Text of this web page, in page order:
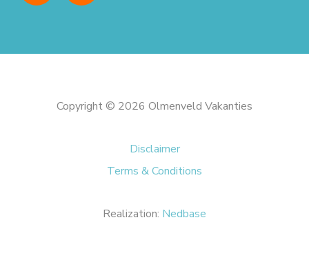
Copyright © 2026 Olmenveld Vakanties
Disclaimer
Terms & Conditions
Realization: Nedbase